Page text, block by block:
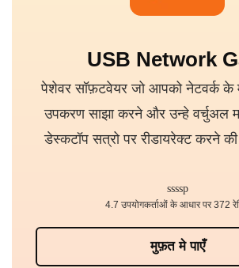
USB Network
पेशेवर सॉफ़टवेयर जो आपको नेटवर्क के
उपकरण साझा करने और उन्हे वर्चुअल
डेस्कटॉप सत्रो पर रीडायरेक्ट करने
मुफ़त मे पाएँ
4.7 उपयोगकर्ताओं के आधार पर 372